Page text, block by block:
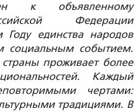
к объявленному
Федерации
единства народов
социальным событием.
проживает более
Каждый
чертами:
традициями. В